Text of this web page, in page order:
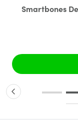
Smartbones